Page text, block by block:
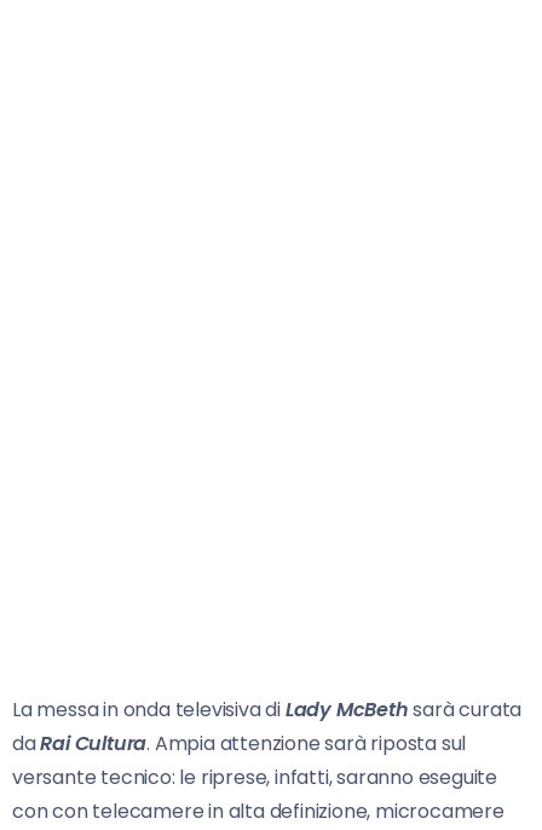
La messa in onda televisiva diLady McBethsarà curata
daRai Cultura. Ampia attenzione sarà riposta sul
versante tecnico: le riprese, infatti, saranno eseguite
con con telecamere in alta definizione, microcamere